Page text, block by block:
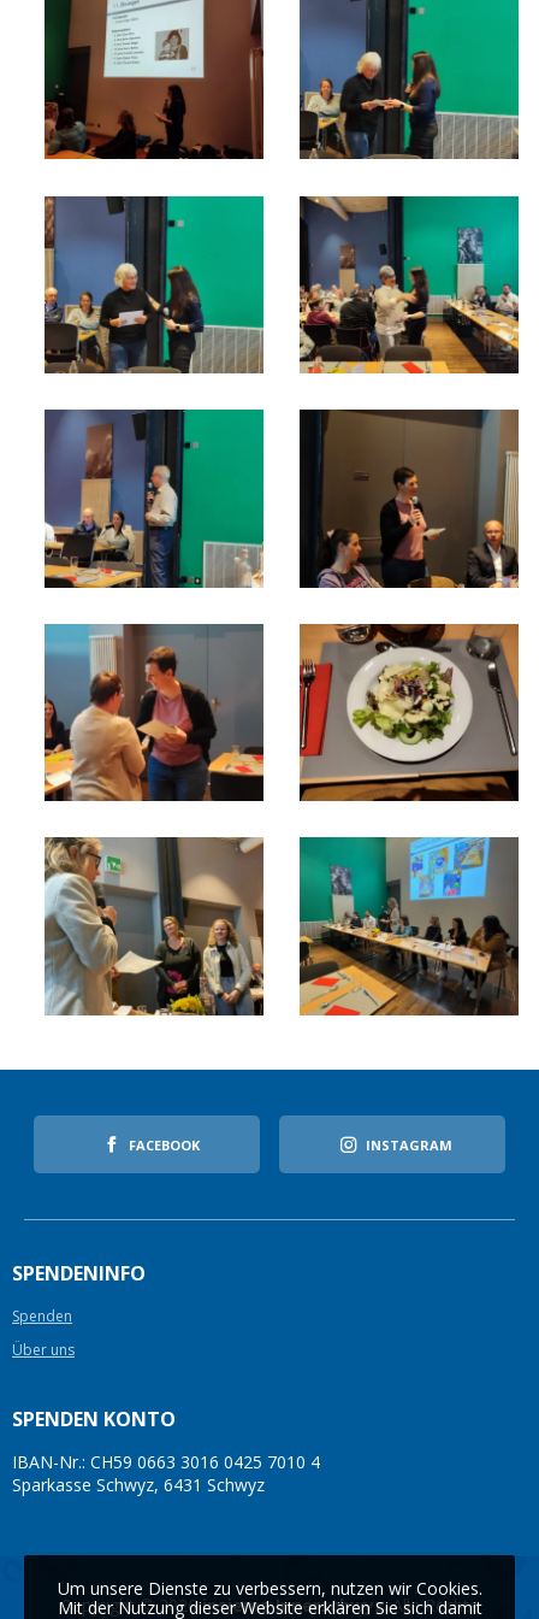
FACEBOOK INSTAGRAM
SPENDENINFO
Spenden
Über uns
SPENDEN KONTO
IBAN-Nr.: CH59 0663 3016 0425 7010 4
Sparkasse Schwyz, 6431 Schwyz
Copyright © 2026insieme Innerschwyz. Alle Rechte
Um unsere Dienste zu verbessern, nutzen wir Cookies.
Mit der Nutzung dieser Website erklären Sie sich damit